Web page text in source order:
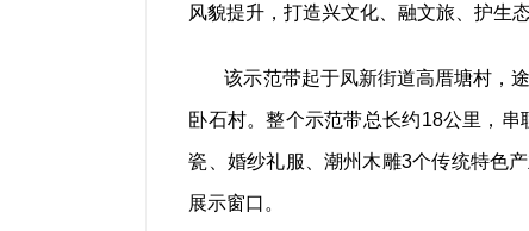
风貌提升，打造兴文化、融文旅、护生
该示范带起于凤新街道高厝塘村，
卧石村。整个示范带总长约18公里，
瓷、婚纱礼服、潮州木雕3个传统特色
展示窗口。